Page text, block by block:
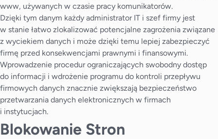
www, używanych w czasie pracy komunikatorów.
Dzięki tym danym każdy administrator IT i szef firmy jest
w stanie łatwo zlokalizować potencjalne zagrożenia związane
z wyciekiem danych i może dzięki temu lepiej zabezpieczyć
firmę przed konsekwencjami prawnymi i finansowymi.
Wprowadzenie procedur ograniczających swobodny dostęp
do informacji i wdrożenie programu do kontroli przepływu
firmowych danych znacznie zwiększają bezpieczeństwo
przetwarzania danych elektronicznych w firmach
i instytucjach.
Blokowanie Stron